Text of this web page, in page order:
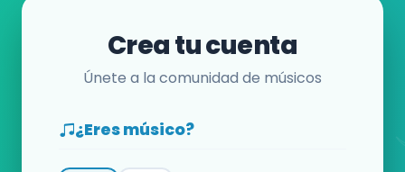
Crea tu cuenta
Únete a la comunidad de músicos
¿Eres músico?